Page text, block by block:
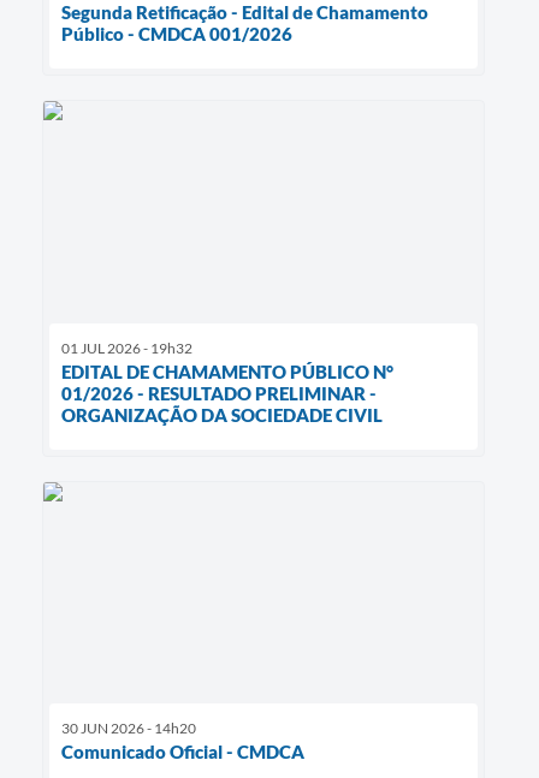
Segunda Retificação - Edital de Chamamento
Público - CMDCA 001/2026
01 JUL 2026 - 19h32
EDITAL DE CHAMAMENTO PÚBLICO N°
01/2026 - RESULTADO PRELIMINAR -
ORGANIZAÇÃO DA SOCIEDADE CIVIL
30 JUN 2026 - 14h20
Comunicado Oficial - CMDCA